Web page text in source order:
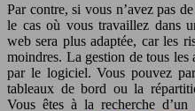
Par contre, si vous n’avez pas
le cas où vous travaillez dans
web sera plus adaptée, car les
moindres. La gestion de tous les
par le logiciel. Vous pouvez
tableaux de bord ou la
Vous êtes à la recherche d’un